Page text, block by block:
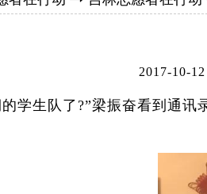
2017-10-
生队了?”梁振奋看到通讯